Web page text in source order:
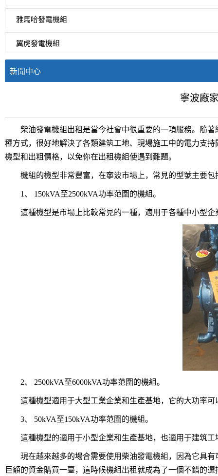
雅馬哈發電機組
翼虎發電機組
新聞中心
寧波廠
柴油發電機組出租是當今社會中很重要的一項服務。隨著
種方式，很好地解決了各類建筑工地、現場施工中的電力支
機型和出粗價格，以免你在出租機組使遇到難題。
機組的機型非常豐富，在寧波市場上，常見的型號主要包
1、 150kVA至2500kVA功率范圍的機組。
這種機型是市場上比較常見的一種，適用于各種中小型企
2、 2500kVA至6000kVA功率范圍的機組。
這種機型適用于大型工業企業和生產基地，它的大功率可
3、 50kVA至150kVA功率范圍的機組。
這種機型的適用于小型企業和生產基地，也適用于建筑工
現在越來越多的場合需要使用柴油發電機組，因為它具有
巨額的資金購買一臺，這時候機組出租就成為了一個不錯的選